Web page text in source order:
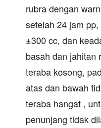
rubra dengan
setelah 24 jam
±300 cc, dan
basah dan jahitan
teraba kosong,
atas dan bawah
teraba hangat ,
penunjang tidak